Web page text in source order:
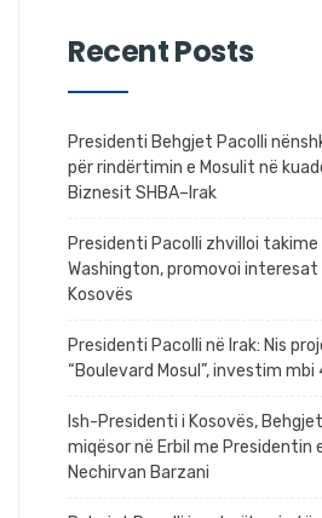
Recent Posts
Presidenti Behgjet Pacolli
për rindërtimin e Mosulit në
Biznesit SHBA–Irak
Presidenti Pacolli zhvilloi
Washington, promovoi interesat
Kosovës
Presidenti Pacolli në Irak: Nis
“Boulevard Mosul”, investim
Ish-Presidenti i Kosovës,
miqësor në Erbil me Presidentin
Nechirvan Barzani